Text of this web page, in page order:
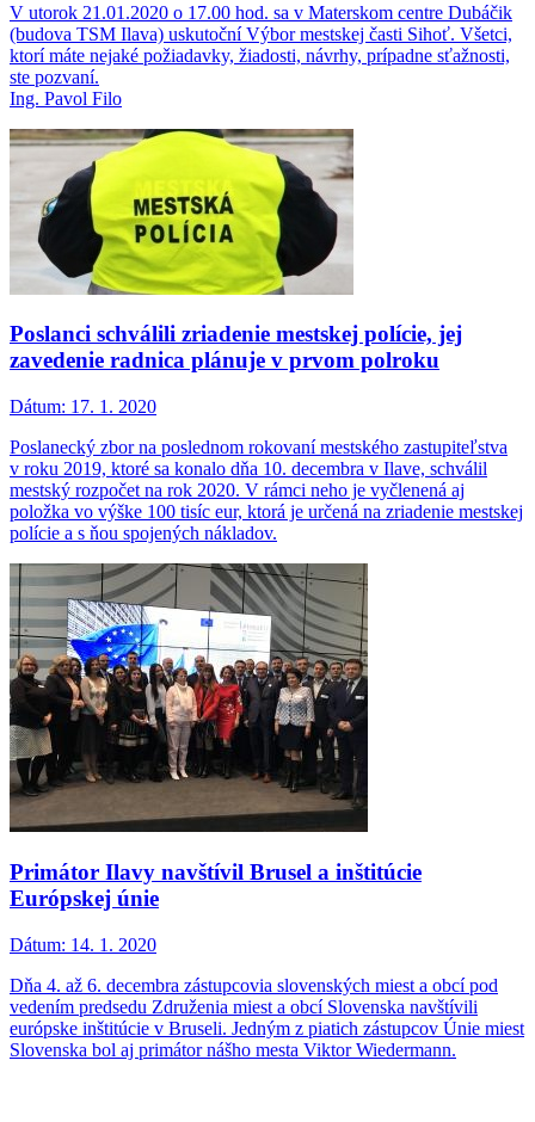
V utorok 21.01.2020 o 17.00 hod. sa v Materskom centre Dubáčik
(budova TSM Ilava) uskutoční Výbor mestskej časti Sihoť. Všetci,
ktorí máte nejaké požiadavky, žiadosti, návrhy, prípadne sťažnosti,
ste pozvaní.
Ing. Pavol Filo
Poslanci schválili zriadenie mestskej polície, jej
zavedenie radnica plánuje v prvom polroku
Dátum: 17. 1. 2020
Poslanecký zbor na poslednom rokovaní mestského zastupiteľstva
v roku 2019, ktoré sa konalo dňa 10. decembra v Ilave, schválil
mestský rozpočet na rok 2020. V rámci neho je vyčlenená aj
položka vo výške 100 tisíc eur, ktorá je určená na zriadenie mestskej
polície a s ňou spojených nákladov.
Primátor Ilavy navštívil Brusel a inštitúcie
Európskej únie
Dátum: 14. 1. 2020
Dňa 4. až 6. decembra zástupcovia slovenských miest a obcí pod
vedením predsedu Združenia miest a obcí Slovenska navštívili
európske inštitúcie v Bruseli. Jedným z piatich zástupcov Únie miest
Slovenska bol aj primátor nášho mesta Viktor Wiedermann.